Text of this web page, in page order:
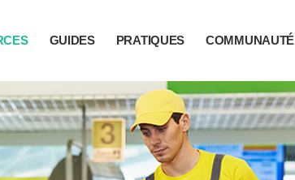
GUIDES PRATIQUES COMMUNAUTÉ